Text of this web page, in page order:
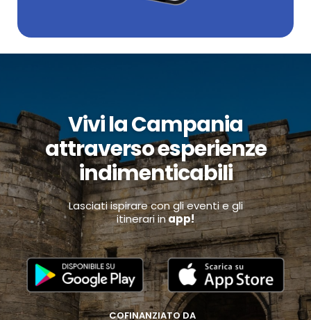
Vivi la Campania
attraverso esperienze
indimenticabili
Lasciati ispirare con gli eventi e gli
itinerari inapp!
COFINANZIATO DA